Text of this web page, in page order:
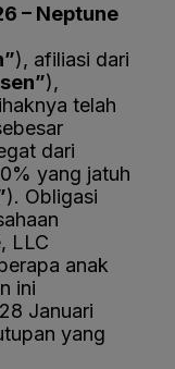
– Neptune
), afiliasi dari
),
telah
dari
yang jatuh
). Obligasi
LLC
anak
ini
Januari
yang